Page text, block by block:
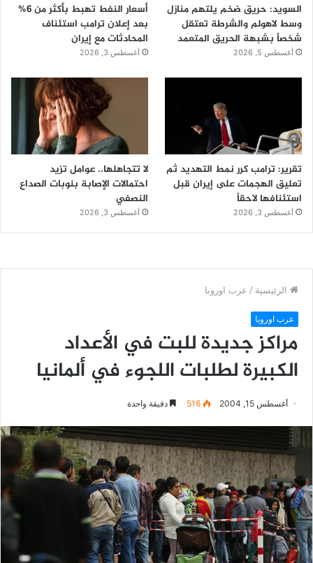
السويد: حريق ضخم يلتهم منازل
وسط لاهولم والشرطة تعتقل
شخصاً بشبهة الحريق المتعمد
أغسطس 5, 2026
أسعار النفط تهبط بأكثر من 6%
بعد إعلان ترامب استئناف
المحادثات مع إيران
أغسطس 3, 2026
تقرير: ترامب كرر نمط التهديد ثم
تعليق الهجمات على إيران قبل
استئنافها لاحقاً
أغسطس 3, 2026
لا تتجاهلها.. عوامل تزيد
احتمالات الإصابة بنوبات الصداع
النصفي
أغسطس 3, 2026